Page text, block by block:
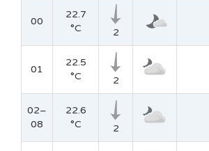
00
22.7
°C
2
01
22.5
°C
2
02–
08
22.6
°C
2